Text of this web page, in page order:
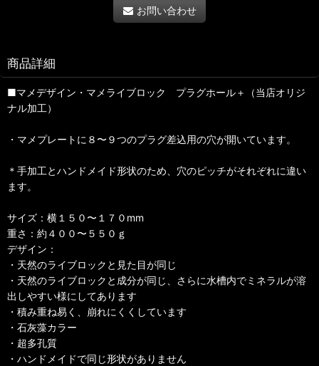
お問い合わせ
商品詳細
■マメデザイン・マメライブロック プラグホール＋（当店オリジ
ナル加工）
・マメプレートに８〜９つのプラグ差込用の穴が開いています。
＊手加工とハンドメイド形状のため、穴のピッチがそれぞれに違い
ます。
サイズ：横１５０〜１７０mm
重さ：約４００〜５５０ｇ
デザイン：
・天然のライブロックと見た目が同じ
・天然のライブロックと成分が同じ、さらに水槽内でミネラルが溶
出しやすい様にしてあります
・積み重ね易く、崩れにくくしています
・石灰藻カラー
・超多孔質
・ハンドメイドで同じ形状がありません